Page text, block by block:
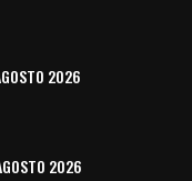
2026
2026